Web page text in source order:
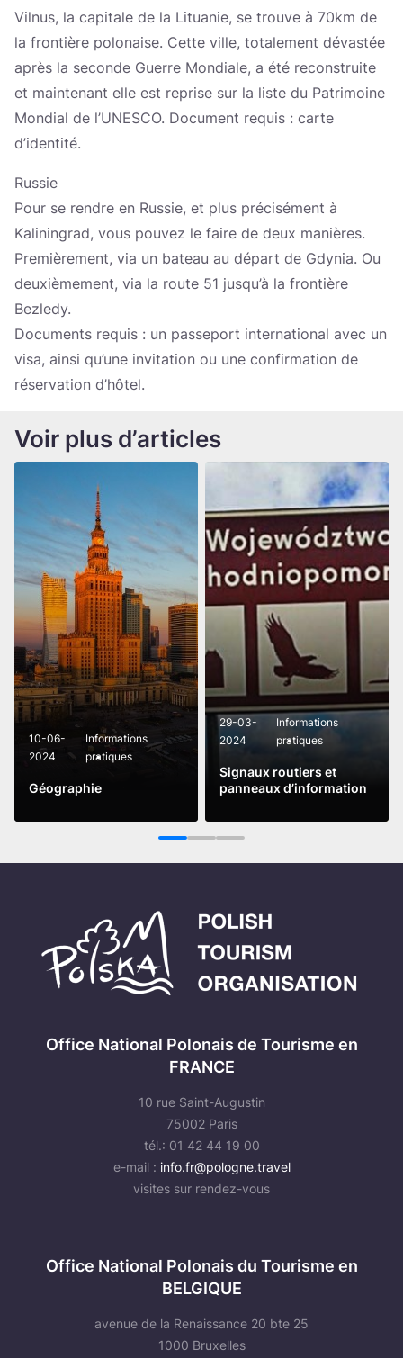
Vilnus, la capitale de la Lituanie, se trouve à 70km de
la frontière polonaise. Cette ville, totalement dévastée
après la seconde Guerre Mondiale, a été reconstruite
et maintenant elle est reprise sur la liste du Patrimoine
Mondial de l’UNESCO. Document requis : carte
d’identité.
Russie
Pour se rendre en Russie, et plus précisément à
Kaliningrad, vous pouvez le faire de deux manières.
Premièrement, via un bateau au départ de Gdynia. Ou
deuxièmement, via la route 51 jusqu’à la frontière
Bezledy.
Documents requis : un passeport international avec un
visa, ainsi qu’une invitation ou une confirmation de
réservation d’hôtel.
Voir plus d’articles
10-06-
2024
Informations
pratiques
Géographie
Lire la suite
29-03-
2024
Informations
pratiques
Signaux routiers et
panneaux d’information
Lire la suite
1 2 3
Office National Polonais de Tourisme en
FRANCE
10 rue Saint-Augustin
75002 Paris
tél.: 01 42 44 19 00
e-mail : info.fr@pologne.travel
visites sur rendez-vous
Office National Polonais du Tourisme en
BELGIQUE
avenue de la Renaissance 20 bte 25
1000 Bruxelles